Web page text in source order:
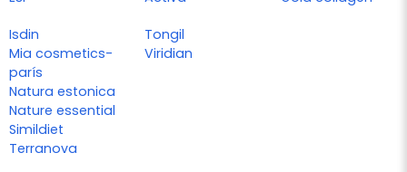
Isdin
Mia cosmetics-
parís
Natura estonica
Nature essential
Simildiet
Terranova
Tongil
Viridian